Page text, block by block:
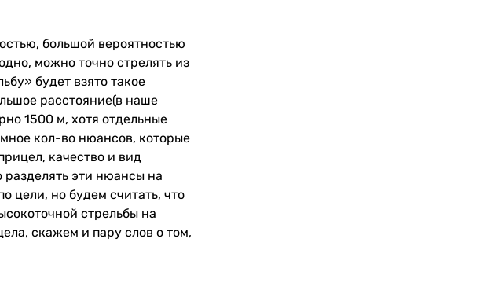
большой вероятностью
можно точно стрелять из
будет взято такое
расстояние(в наше
1500 м, хотя отдельные
кол-во нюансов, которые
качество и вид
разделять эти нюансы на
цели, но будем считать, что
стрельбы на
скажем и пару слов о том,